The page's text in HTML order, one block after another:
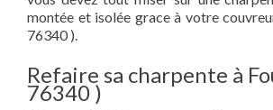
montée et isolée grace à votre
76340 ).
Refaire sa charpente à
76340 )